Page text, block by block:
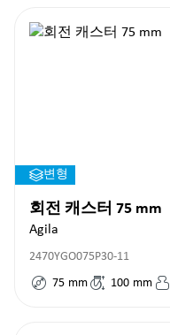
변형
회전 캐스터 75 mm
Agila
2470YGO075P30-11
75 mm 100 mm